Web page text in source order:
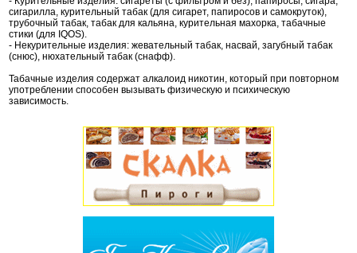
сигарилла, курительный табак (для сигарет, папиросов и самокруток),
трубочный табак, табак для кальяна, курительная махорка, табачные
стики (для IQOS).
- Некурительные изделия: жевательный табак, насвай, загубный табак
(снюс), нюхательный табак (снафф).
Табачные изделия содержат алкалоид никотин, который при повторном
употреблении способен вызывать физическую и психическую
зависимость.